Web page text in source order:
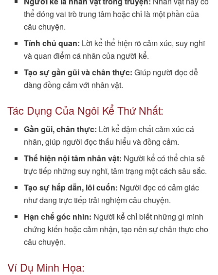
thể đóng vai trò trung tâm hoặc chỉ là một phần của
câu chuyện.
Tính chủ quan: Lời kể thể hiện rõ cảm xúc, suy nghĩ
và quan điểm cá nhân của người kể.
Tạo sự gần gũi và chân thực: Giúp người đọc dễ
dàng đồng cảm với nhân vật.
Tác Dụng Của Ngôi Kể Thứ Nhất:
Gần gũi, chân thực: Lời kể đậm chất cảm xúc cá
nhân, giúp người đọc thấu hiểu và đồng cảm.
Thể hiện nội tâm nhân vật: Người kể có thể chia sẻ
trực tiếp những suy nghĩ, tâm trạng một cách sâu sắc.
Tạo sự hấp dẫn, lôi cuốn: Người đọc có cảm giác
như đang trực tiếp trải nghiệm câu chuyện.
Hạn chế góc nhìn: Người kể chỉ biết những gì mình
chứng kiến hoặc cảm nhận, tạo nên sự chân thực cho
câu chuyện.
Ví Dụ Minh Họa: